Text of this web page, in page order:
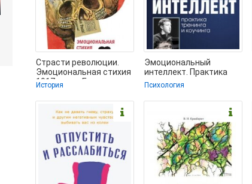
Страсти революции.
Эмоциональная стихия
1917 года - Булдаков
Владимир (онлайн
История
Эмоциональный
интеллект. Практика
тренинга и коучинга -
Психология